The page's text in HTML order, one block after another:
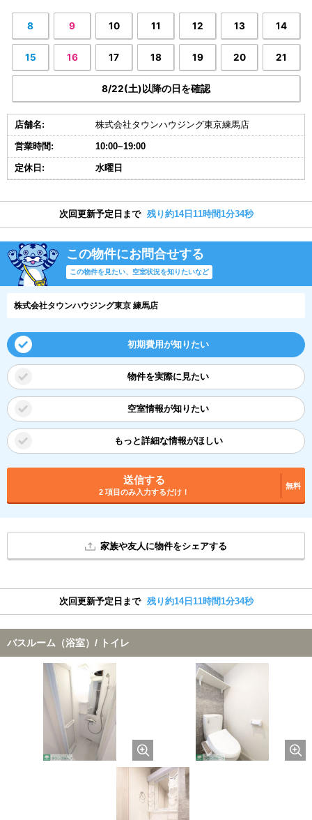
8 9 10 11 12 13 14
15 16 17 18 19 20 21
8/22(土)以降の日を確認
店舗名: 株式会社タウンハウジング東京練馬店
営業時間: 10:00~19:00
定休日: 水曜日
次回更新予定日まで 残り約14日11時間1分34秒
この物件にお問合せする
この物件を見たい、空室状況を知りたいなど
株式会社タウンハウジング東京 練馬店
初期費用が知りたい
物件を実際に見たい
空室情報が知りたい
もっと詳細な情報がほしい
送信する
2 項目のみ入力するだけ！
無料
家族や友人に物件をシェアする
次回更新予定日まで 残り約14日11時間1分34秒
バスルーム（浴室）/ トイレ